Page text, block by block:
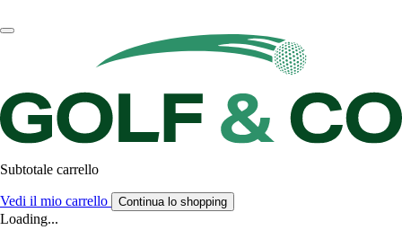
Subtotale carrello
Vedi il mio carrello Continua lo shopping
Loading...